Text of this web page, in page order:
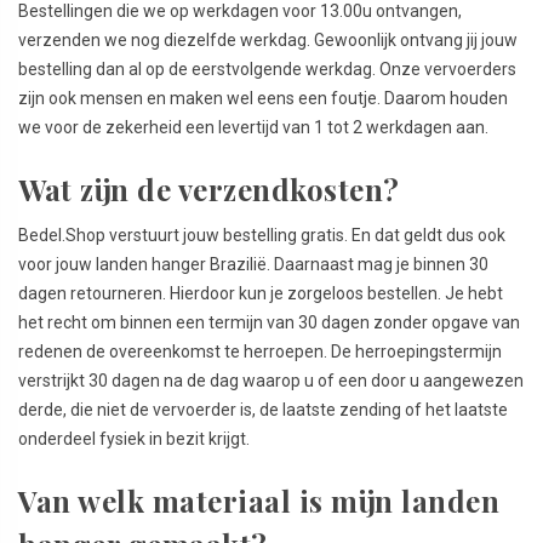
Bestellingen die we op werkdagen voor 13.00u ontvangen,
verzenden we nog diezelfde werkdag. Gewoonlijk ontvang jij jouw
bestelling dan al op de eerstvolgende werkdag. Onze vervoerders
zijn ook mensen en maken wel eens een foutje. Daarom houden
we voor de zekerheid een levertijd van 1 tot 2 werkdagen aan.
Wat zijn de verzendkosten?
Bedel.Shop verstuurt jouw bestelling gratis. En dat geldt dus ook
voor jouw landen hanger Brazilië. Daarnaast mag je binnen 30
dagen retourneren. Hierdoor kun je zorgeloos bestellen. Je hebt
het recht om binnen een termijn van 30 dagen zonder opgave van
redenen de overeenkomst te herroepen. De herroepingstermijn
verstrijkt 30 dagen na de dag waarop u of een door u aangewezen
derde, die niet de vervoerder is, de laatste zending of het laatste
onderdeel fysiek in bezit krijgt.
Van welk materiaal is mijn landen